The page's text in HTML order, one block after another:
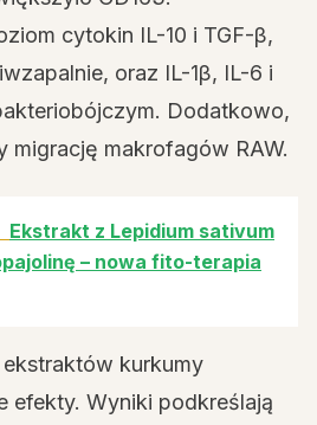
cytokin IL-10 i TGF-β,
oraz IL-1β, IL-6 i
Dodatkowo,
migrację makrofagów RAW.
Ekstrakt z Lepidium sativum
– nowa fito-terapia
kurkumy
efekty. Wyniki podkreślają